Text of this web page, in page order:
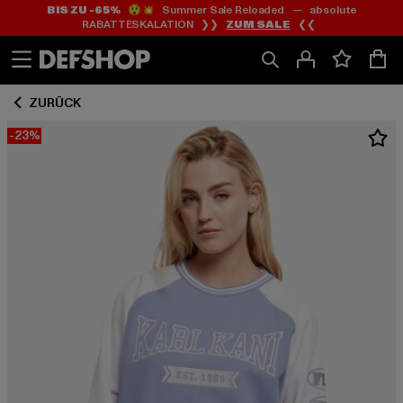
Zum
Inhalt
springen
Zum
Fußzeile
springen
BIS ZU -65%😲💥 Summer Sale Reloaded — absolute
RABATTESKALATION ❯❯ ZUM SALE ❮❮
ZURÜCK
-23%